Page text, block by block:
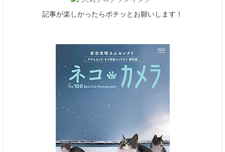
記事が楽しかったらポチッとお願いします！